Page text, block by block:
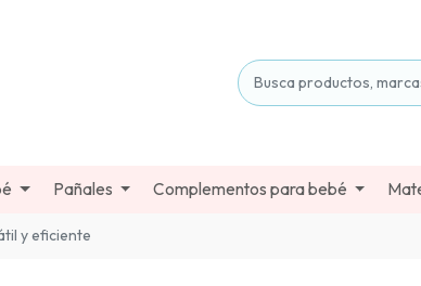
Pañales Complementos para bebé
y eficiente